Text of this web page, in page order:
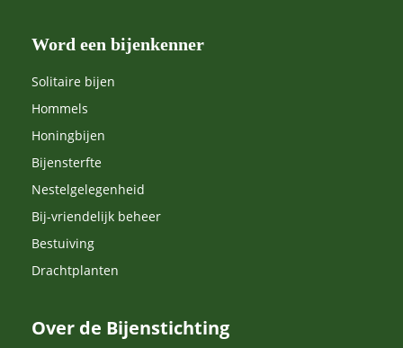
Word een bijenkenner
Solitaire bijen
Hommels
Honingbijen
Bijensterfte
Nestelgelegenheid
Bij-vriendelijk beheer
Bestuiving
Drachtplanten
Over de Bijenstichting